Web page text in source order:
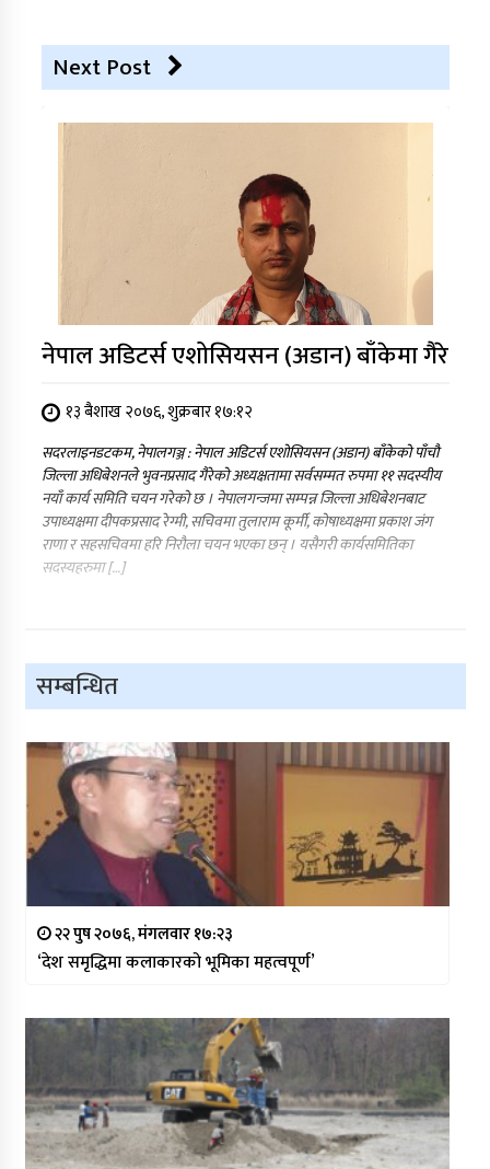
Next Post
नेपाल अडिटर्स एशोसियसन (अडान) बाँकेमा गैरे
१३ बैशाख २०७६, शुक्रबार १७:१२
सदरलाइनडटकम, नेपालगञ्ज : नेपाल अडिटर्स एशोसियसन (अडान) बाँकेको पाँचौ
जिल्ला अधिबेशनले भुवनप्रसाद गैरेको अध्यक्षतामा सर्वसम्मत रुपमा ११ सदस्यीय
नयाँ कार्य समिति चयन गरेको छ । नेपालगन्जमा सम्पन्न जिल्ला अधिबेशनबाट
उपाध्यक्षमा दीपकप्रसाद रेग्मी, सचिवमा तुलाराम कूर्मी, कोषाध्यक्षमा प्रकाश जंग
राणा र सहसचिवमा हरि निरौला चयन भएका छन् । यसैगरी कार्यसमितिका
सदस्यहरुमा […]
सम्बन्धित
२२ पुष २०७६, मंगलवार १७:२३
‘देश समृद्धिमा कलाकारको भूमिका महत्वपूर्ण’